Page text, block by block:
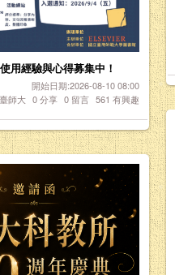
使用經驗與心得募集中！
開始日期:2026-08-10 08:00
師大 0分享 0 留言 561 有興趣